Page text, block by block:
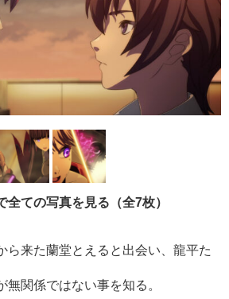
ての写真を見る（全7枚）
来た蘭堂とえると出会い、龍平た
無関係ではない事を知る。